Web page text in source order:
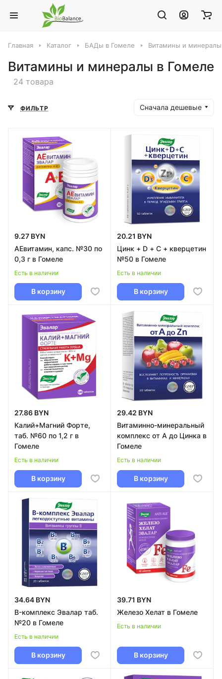
Главная Каталог БАДы в Гомеле Витамины и
Витамины и минералы в Гомеле
24 товара
ФИЛЬТР Сначала дешевые
9.27 BYN
АЕвитамин, капс. №30 по
0,3 г в Гомеле
Есть в наличии
В корзину
20.21 BYN
Цинк + D + C + кверцетин
№50 в Гомеле
Есть в наличии
В корзину
27.86 BYN
Калий+Магний Форте,
таб. №60 по 1,2 г в
Гомеле
Есть в наличии
В корзину
29.42 BYN
Витаминно-минеральный
комплекс от А до Цинка в
Гомеле
Есть в наличии
В корзину
34.64 BYN
B-комплекс Эвалар таб.
№20 в Гомеле
Есть в наличии
В корзину
39.71 BYN
Железо Хелат в Гомеле
Есть в наличии
В корзину